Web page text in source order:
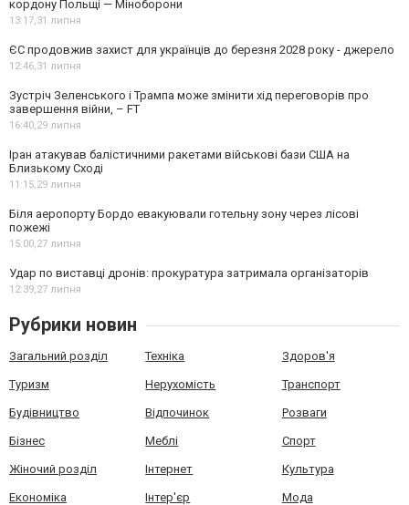
кордону Польщі — Міноборони
13:17, 31 липня
ЄС продовжив захист для українців до березня 2028 року - джерело
12:46, 31 липня
Зустріч Зеленського і Трампа може змінити хід переговорів про
завершення війни, – FT
16:40, 29 липня
Іран атакував балістичними ракетами військові бази США на
Близькому Сході
11:15, 29 липня
Біля аеропорту Бордо евакуювали готельну зону через лісові
пожежі
15:00, 27 липня
Удар по виставці дронів: прокуратура затримала організаторів
12:39, 27 липня
Рубрики новин
Загальний розділ Техніка Здоров'я
Туризм Нерухомість Транспорт
Будівництво Відпочинок Розваги
Бізнес Меблі Спорт
Жіночий розділ Інтернет Культура
Економіка Інтер'єр Мода